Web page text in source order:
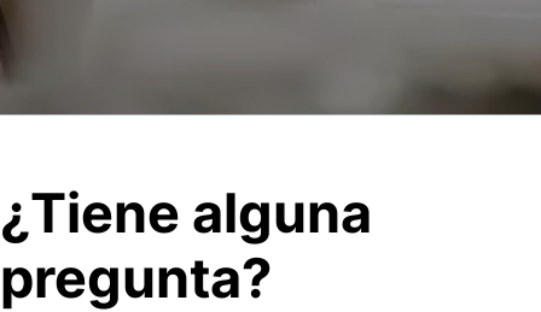
¿Tiene alguna
pregunta?